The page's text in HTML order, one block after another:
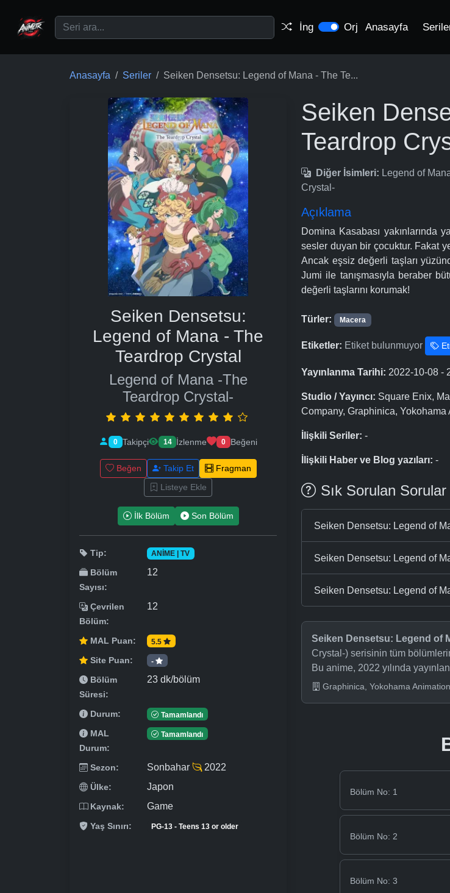
İng Orj Anasayfa
Anasayfa Seriler Seiken Densetsu: Legend of Mana - The Te...
Seiken Densetsu:
Legend of Mana - The
Teardrop Crystal
Legend of Mana -The
Teardrop Crystal-
0 Takipçi 14 İzlenme 0 Beğeni
Beğen Takip Et
Fragman
Listeye Ekle
İlk Bölüm Son Bölüm
Tip: ANIME | TV
Bölüm
Sayısı:
12
Çevrilen
Bölüm:
12
MAL Puan: 5.5
Site Puan: -
Bölüm
Süresi:
23 dk/bölüm
Durum: Tamamlandı
MAL
Durum:
Tamamlandı
Sezon: Sonbahar 2022
Ülke: Japon
Kaynak: Game
Yaş Sınırı: PG-13 - Teens 13 or older
Seiken
Teardrop
Diğer İsimleri: Legend of
Crystal-
Açıklama
Domina Kasabası yakınlarında
sesler duyan bir çocuktur. Fakat
Ancak eşsiz değerli taşları
Jumi ile tanışmasıyla beraber
değerli taşlarını korumak!
Türler: Macera
Etiketler: Etiket bulunmuyor
Yayınlanma Tarihi: 2022-10-08 -
Studio / Yayıncı: Square Enix,
Company, Graphinica, Yokohama
İlişkili Seriler: -
İlişkili Haber ve Blog yazıları: -
Sık Sorulan Sorular
Seiken Densetsu: Legend of
Seiken Densetsu: Legend of
Seiken Densetsu: Legend of
Seiken Densetsu: Legend of
Crystal-) serisinin tüm
Bu anime, 2022 yılında
Graphinica, Yokohama
Bölüm No: 1
Bölüm No: 2
Bölüm No: 3